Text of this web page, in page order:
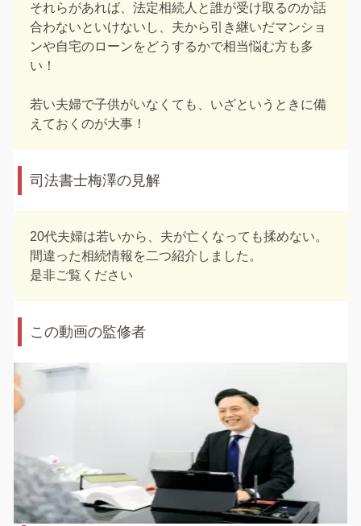
それらがあれば、法定相続人と誰が受け取るのか話
合わないといけないし、夫から引き継いだマンショ
ンや自宅のローンをどうするかで相当悩む方も多
い！
若い夫婦で子供がいなくても、いざというときに備
えておくのが大事！
司法書士梅澤の見解
20代夫婦は若いから、夫が亡くなっても揉めない。
間違った相続情報を二つ紹介しました。
是非ご覧ください
この動画の監修者